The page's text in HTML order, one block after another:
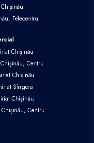
Telecentru
Chișinău
Centru
Chișinău
Sîngera
Chișinău
Centru